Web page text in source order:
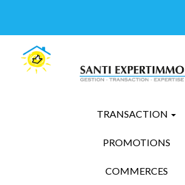
TRANSACTION
PROMOTIONS
COMMERCES